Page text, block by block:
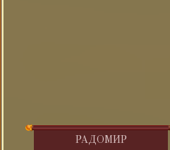
РАДOМИР